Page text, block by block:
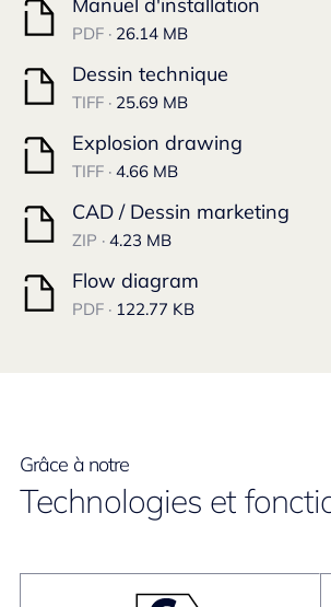
PDF · 26.14 MB
Dessin technique
TIFF · 25.69 MB
Explosion drawing
TIFF · 4.66 MB
CAD / Dessin marketing
ZIP · 4.23 MB
Flow diagram
PDF · 122.77 KB
Grâce à notre
Technologies et